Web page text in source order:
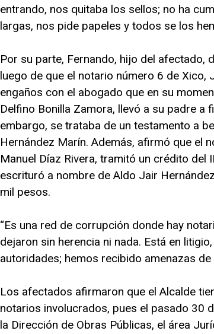
entrando, nos quitaba los sellos; no ha
largas, nos pide papeles y todos se los
Por su parte, Fernando, hijo del afectado,
luego de que el notario número 6 de Xico,
engaños con el abogado que en su
Delfino Bonilla Zamora, llevó a su padre a
embargo, se trataba de un testamento a
Hernández Marín. Además, afirmó que el
Manuel Díaz Rivera, tramitó un crédito del
escrituró a nombre de Aldo Jair
mil pesos.
“Es una red de corrupción donde hay
dejaron sin herencia ni nada. Está en
autoridades; hemos recibido amenazas de
Los afectados afirmaron que el Alcalde
notarios involucrados, pues el pasado 30
la Dirección de Obras Públicas, el área